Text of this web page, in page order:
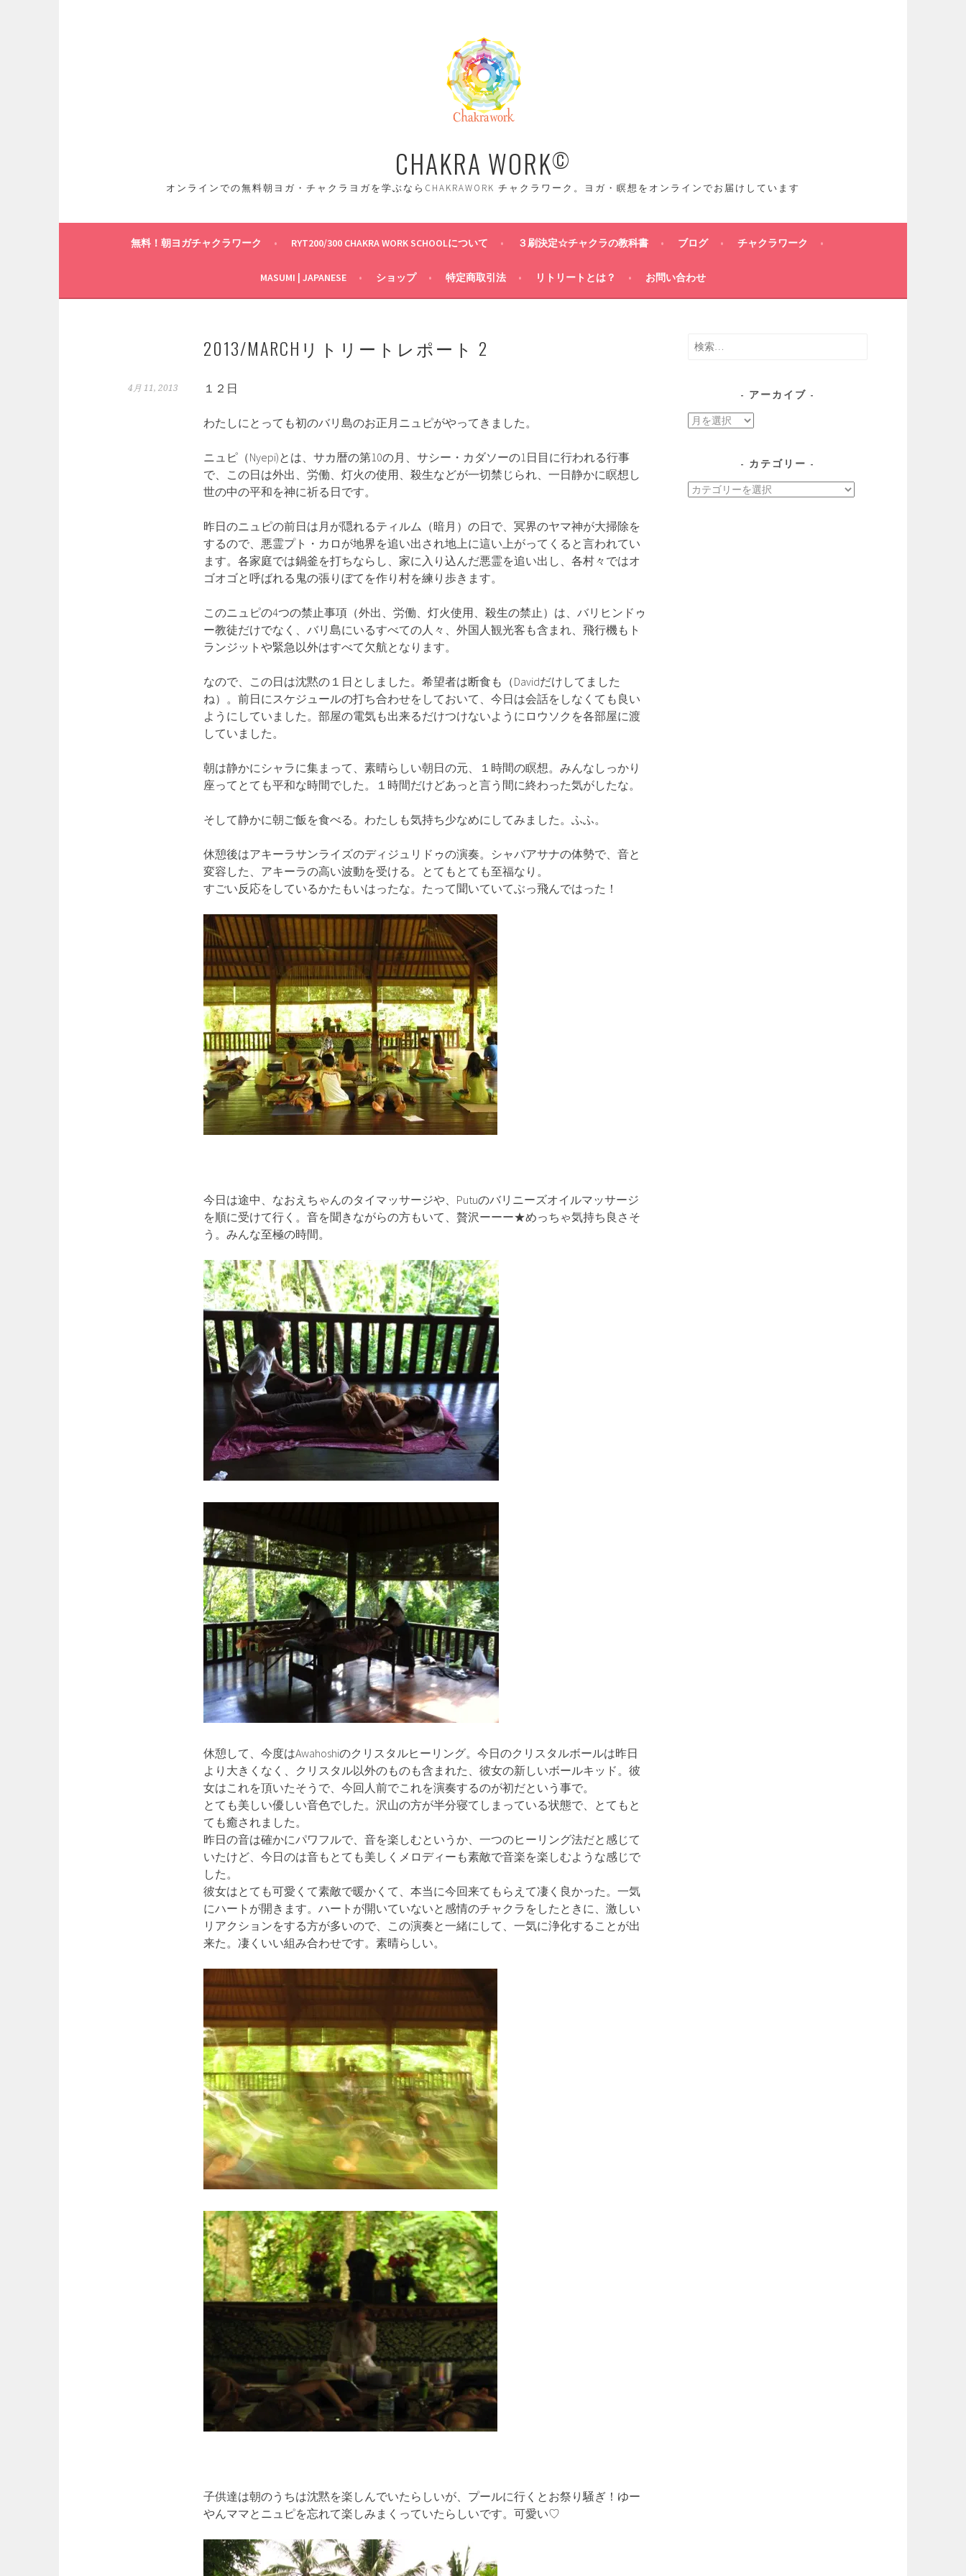
CHAKRA WORK©
オンラインでの無料朝ヨガ・チャクラヨガを学ぶならCHAKRAWORK チャクラワーク。ヨガ・瞑想をオンラインでお届けしています
無料！朝ヨガチャクラワーク RYT200/300 CHAKRA WORK SCHOOLについて ３刷決定☆チャクラの教科書 ブログ チャクラワーク
MASUMI | JAPANESE ショップ 特定商取引法 リトリートとは？ お問い合わせ
2013/MARCHリトリートレポート 2
4月 11, 2013 １２日
わたしにとっても初のバリ島のお正月ニュピがやってきました。
ニュピ（Nyepi)とは、サカ暦の第10の月、サシー・カダソーの1日目に行われる行事
で、この日は外出、労働、灯火の使用、殺生などが一切禁じられ、一日静かに瞑想し
世の中の平和を神に祈る日です。
昨日のニュピの前日は月が隠れるティルム（暗月）の日で、冥界のヤマ神が大掃除を
するので、悪霊プト・カロが地界を追い出され地上に這い上がってくると言われてい
ます。各家庭では鍋釜を打ちならし、家に入り込んだ悪霊を追い出し、各村々ではオ
ゴオゴと呼ばれる鬼の張りぼてを作り村を練り歩きます。
このニュピの4つの禁止事項（外出、労働、灯火使用、殺生の禁止）は、バリヒンドゥ
ー教徒だけでなく、バリ島にいるすべての人々、外国人観光客も含まれ、飛行機もト
ランジットや緊急以外はすべて欠航となります。
なので、この日は沈黙の１日としました。希望者は断食も（Davidだけしてました
ね）。前日にスケジュールの打ち合わせをしておいて、今日は会話をしなくても良い
ようにしていました。部屋の電気も出来るだけつけないようにロウソクを各部屋に渡
していました。
朝は静かにシャラに集まって、素晴らしい朝日の元、１時間の瞑想。みんなしっかり
座ってとても平和な時間でした。１時間だけどあっと言う間に終わった気がしたな。
そして静かに朝ご飯を食べる。わたしも気持ち少なめにしてみました。ふふ。
休憩後はアキーラサンライズのディジュリドゥの演奏。シャバアサナの体勢で、音と
変容した、アキーラの高い波動を受ける。とてもとても至福なり。
すごい反応をしているかたもいはったな。たって聞いていてぶっ飛んではった！
今日は途中、なおえちゃんのタイマッサージや、Putuのバリニーズオイルマッサージ
を順に受けて行く。音を聞きながらの方もいて、贅沢ーーー★めっちゃ気持ち良さそ
う。みんな至極の時間。
休憩して、今度はAwahoshiのクリスタルヒーリング。今日のクリスタルボールは昨日
より大きくなく、クリスタル以外のものも含まれた、彼女の新しいボールキッド。彼
女はこれを頂いたそうで、今回人前でこれを演奏するのが初だという事で。
とても美しい優しい音色でした。沢山の方が半分寝てしまっている状態で、とてもと
ても癒されました。
昨日の音は確かにパワフルで、音を楽しむというか、一つのヒーリング法だと感じて
いたけど、今日のは音もとても美しくメロディーも素敵で音楽を楽しむような感じで
した。
彼女はとても可愛くて素敵で暖かくて、本当に今回来てもらえて凄く良かった。一気
にハートが開きます。ハートが開いていないと感情のチャクラをしたときに、激しい
リアクションをする方が多いので、この演奏と一緒にして、一気に浄化することが出
来た。凄くいい組み合わせです。素晴らしい。
子供達は朝のうちは沈黙を楽しんでいたらしいが、プールに行くとお祭り騒ぎ！ゆー
やんママとニュピを忘れて楽しみまくっていたらしいです。可愛い♡
検
アーカイブ
ア
ブ
カテゴリー
カ